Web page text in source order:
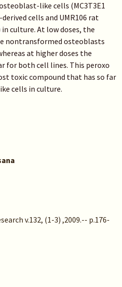
like cells (MC3T3E1
cells and UMR106 rat
culture. At low doses, the
nontransformed osteoblasts
at higher doses the
for both cell lines. This peroxo
toxic compound that has so far
cells in culture.
v.132, (1-3) ,2009.-- p.176-